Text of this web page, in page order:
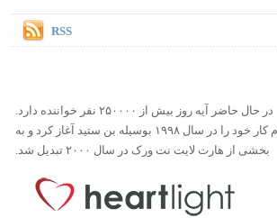
RSS
در حال حاضر آیه روز بیش از ۲۵۰۰۰۰ نفر خواننده دارد.
ورس آو ذ دی دات کام کار خود را در سال ۱۹۹۸ بوسیله بن ستید آغاز کرد و به
بخشی از هارت لایت نت ورک در سال ۲۰۰۰ تبدیل شد.